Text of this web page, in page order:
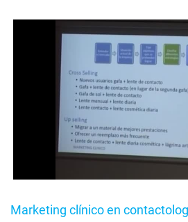
Marketing clínico en